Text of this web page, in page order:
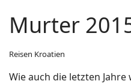
Murter
Reisen Kroatien
Wie auch die letzten